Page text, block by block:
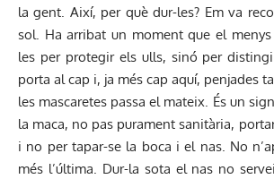
la gent. Així, per què dur-les? Em va
sol. Ha arribat un moment que el
les per protegir els ulls, sinó per
porta al cap i, ja més cap aquí, penjades
les mascaretes passa el mateix. És un
la maca, no pas purament sanitària,
i no per tapar-se la boca i el nas. No
més l’última. Dur-la sota el nas no